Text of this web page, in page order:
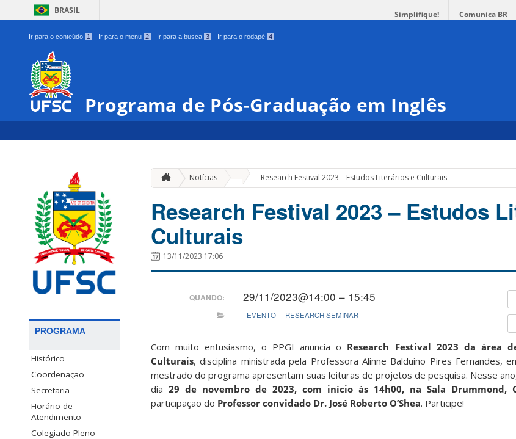
BRASIL Simplifique! Comunica BR
Ir para o conteúdo 1 Ir para o menu 2 Ir para a busca 3 Ir para o rodapé 4
Programa de Pós-Graduação em Inglês
PROGRAMA
Histórico
Coordenação
Secretaria
Horário de
Atendimento
Colegiado Pleno
Notícias Research Festival 2023 – Estudos Literários e Culturais
Research Festival 2023 – Estudos
Culturais
13/11/2023 17:06
QUANDO: 29/11/2023@14:00 – 15:45
EVENTO RESEARCH SEMINAR
Com muito entusiasmo, o PPGI anuncia o Research Festival 2023 da área
Culturais, disciplina ministrada pela Professora Alinne Balduino Pires Fernandes,
mestrado do programa apresentam suas leituras de projetos de pesquisa. Nesse
dia 29 de novembro de 2023, com início às 14h00, na Sala Drummond,
participação do Professor convidado Dr. José Roberto O’Shea. Participe!